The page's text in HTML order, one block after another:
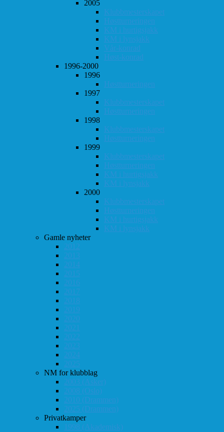
2005
Klubbmesterskapet
Høstturneringen
KM i hurtigsjakk
KM i lynsjakk
Vår-konrad
Høst-konrad
1996-2000
1996
Høstturneringen
1997
Klubbmesterskapet
Høstturneringen
1998
Klubbmesterskapet
Høstturneringen
1999
Klubbmesterskapet
Høstturneringen
KM i hurtigsjakk
KM i lynsjakk
2000
Klubbmesterskapet
Høstturneringen
KM i hurtigsjakk
KM i lynsjakk
Gamle nyheter
2012
2013
2014
2015
2016
2017
2018
2019
2020
2021
2022
2023
2024
2025
NM for klubblag
2003 (Asker)
2008 (Oslo)
2010 (Drammen)
2025 (Drammen)
Privatkamper
1998 (Akademisk)